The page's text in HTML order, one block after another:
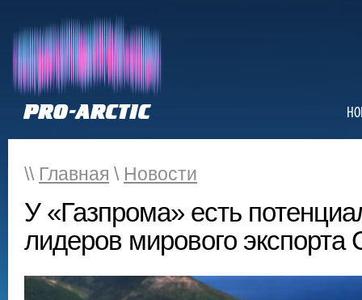
\\ Главная \ Новости
У «Газпрома» есть
лидеров мирового экспорта